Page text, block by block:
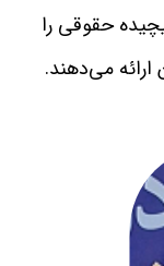
حقوقی را
می‌دهند.